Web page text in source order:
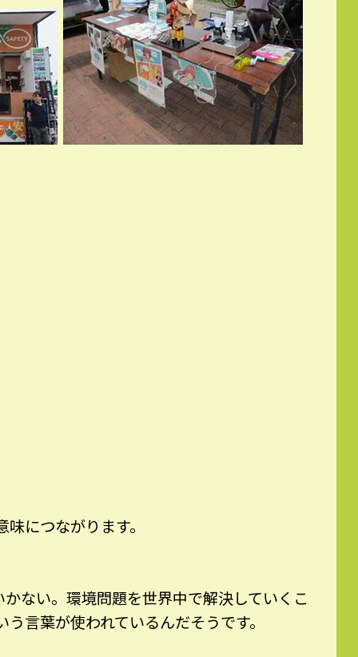
につながります。
ない。環境問題を世界中で解決していくこ
言葉が使われているんだそうです。